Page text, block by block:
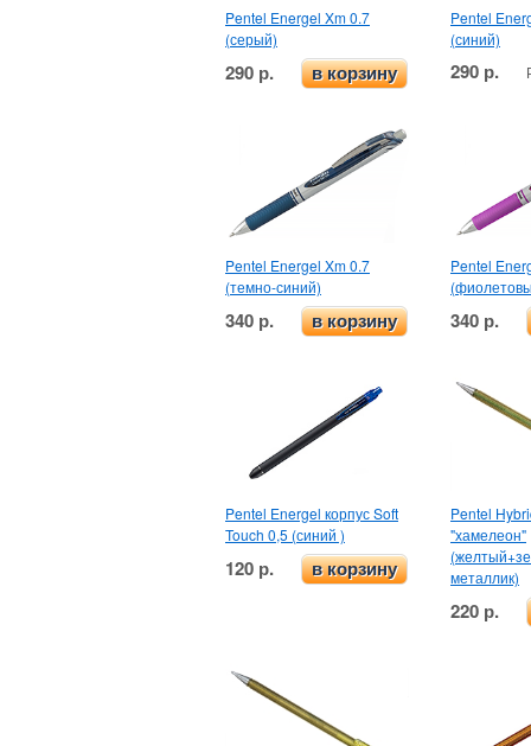
Pentel Energel Xm 0.7
(серый)
290 р. в корзину
Pentel
(синий)
290 р.
Pentel Energel Xm 0.7
(темно-синий)
340 р. в корзину
Pentel
340 р.
Pentel Energel корпус Soft
Touch 0,5 (синий )
120 р. в корзину
Pentel
"хамелеон"
металлик)
220 р.